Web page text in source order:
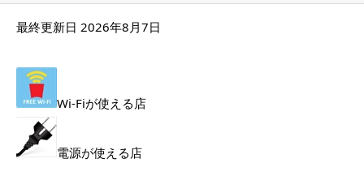
最終更新日 2026年8月7日
Wi-Fiが使える店
電源が使える店